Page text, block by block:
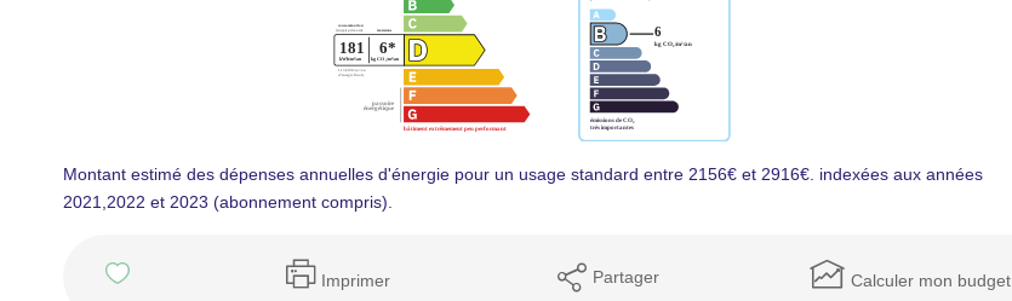
Montant estimé des dépenses annuelles d'énergie pour un usage standard entre 2156€ et 2916€. indexées aux années
2021,2022 et 2023 (abonnement compris).
Imprimer Partager Calculer mon budget